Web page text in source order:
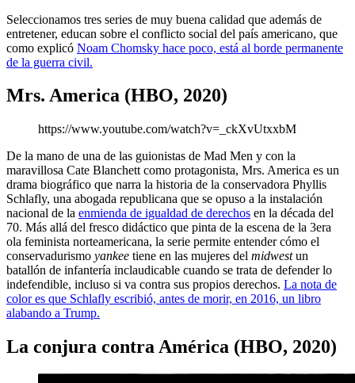
Seleccionamos tres series de muy buena calidad que además de
entretener, educan sobre el conflicto social del país americano, que
como explicó Noam Chomsky hace poco, está al borde permanente
de la guerra civil.
Mrs. America (HBO, 2020)
https://www.youtube.com/watch?v=_ckXvUtxxbM
De la mano de una de las guionistas de Mad Men y con la
maravillosa Cate Blanchett como protagonista, Mrs. America es un
drama biográfico que narra la historia de la conservadora Phyllis
Schlafly, una abogada republicana que se opuso a la instalación
nacional de la enmienda de igualdad de derechos en la década del
70. Más allá del fresco didáctico que pinta de la escena de la 3era
ola feminista norteamericana, la serie permite entender cómo el
conservadurismo yankee tiene en las mujeres del midwestun
batallón de infantería inclaudicable cuando se trata de defender lo
indefendible, incluso si va contra sus propios derechos. La nota de
color es que Schlafly escribió, antes de morir, en 2016, un libro
alabando a Trump.
La conjura contra América (HBO, 2020)